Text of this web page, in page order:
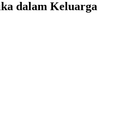
dalam Keluarga